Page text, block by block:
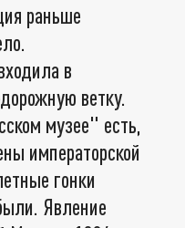
раньше
в
ветку.
музее" есть,
императорской
гонки
Явление